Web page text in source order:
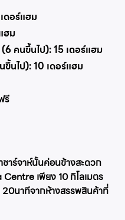
ดอร์แฮม
ฮม
คนขึ้นไป): 15 เดอร์แฮม
นไป): 10 เดอร์แฮม
รี
าร์จาห์นั้นค่อนข้างสะดวก
เพียง 10 กิโลเมตร
นาทีจากห้างสรรพสินค้าที่